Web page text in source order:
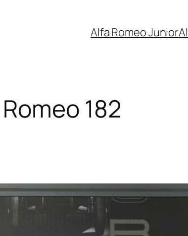
Alfa Romeo Junior
182